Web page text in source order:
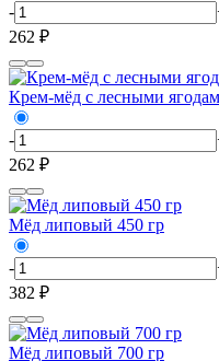
-
262 ₽
Крем-мёд с лесными
-
262 ₽
Мёд липовый 450 гр
-
382 ₽
Мёд липовый 700 гр